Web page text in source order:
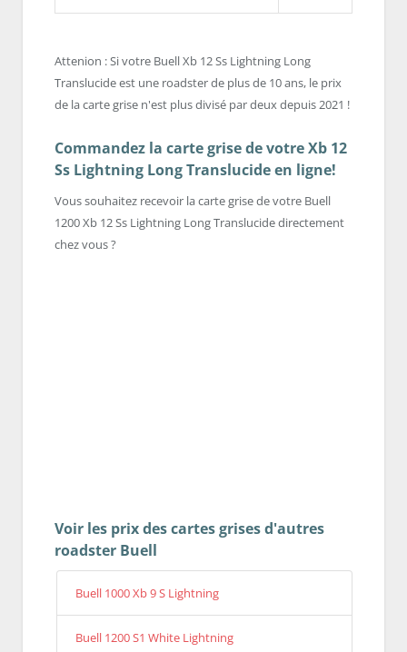
Attenion : Si votre Buell Xb 12 Ss Lightning Long
Translucide est une roadster de plus de 10 ans, le prix
de la carte grise n'est plus divisé par deux depuis 2021 !
Commandez la carte grise de votre Xb 12
Ss Lightning Long Translucide en ligne!
Vous souhaitez recevoir la carte grise de votre Buell
1200 Xb 12 Ss Lightning Long Translucide directement
chez vous ?
Voir les prix des cartes grises d'autres
roadster Buell
Buell 1000 Xb 9 S Lightning
Buell 1200 S1 White Lightning